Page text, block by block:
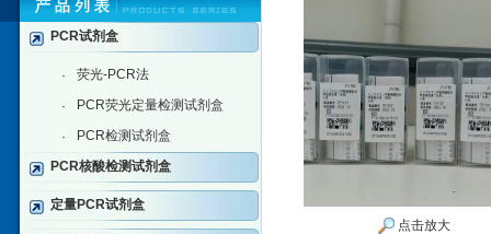
PCR试剂盒
· 荧光-PCR法
· PCR荧光定量检测试剂盒
·
PCR检测试剂盒
PCR核酸检测试剂盒
定量PCR试剂盒
点击放大